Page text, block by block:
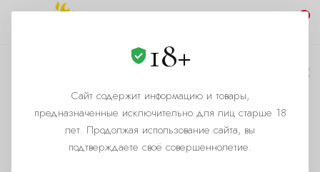
18+
Сайт содержит информацию и товары,
предназначенные исключительно для лиц старше 18
лет. Продолжая использование сайта, вы
подтверждаете своё совершеннолетие.
Допустимо ли
совместное применение
попперсов с
алкогольными